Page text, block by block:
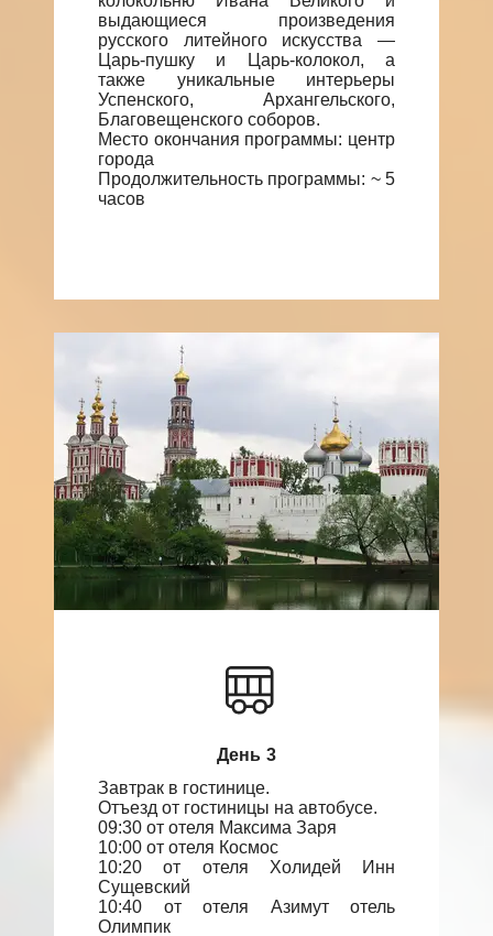
выдающиеся произведения
русского литейного искусства —
Царь-пушку и Царь-колокол, а
также уникальные интерьеры
Успенского, Архангельского,
Благовещенского соборов.
Место окончания программы: центр
города
Продолжительность программы: ~ 5
часов
День 3
Завтрак в гостинице.
Отъезд от гостиницы на автобусе.
09:30 от отеля Максима Заря
10:00 от отеля Космос
10:20 от отеля Холидей Инн
Сущевский
10:40 от отеля Азимут отель
Олимпик